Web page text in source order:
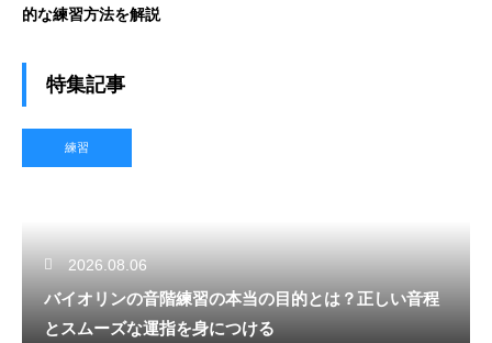
的な練習方法を解説
特集記事
練習
2026.08.06
バイオリンの音階練習の本当の目的とは？正しい音程
とスムーズな運指を身につける